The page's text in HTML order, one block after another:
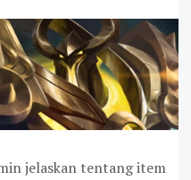
jelaskan tentang item